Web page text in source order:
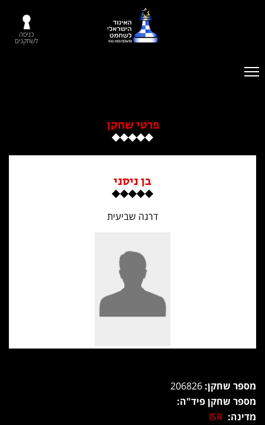
כניסה
לשחקנים
פרטי שחקן
בן ניסני
דרגה שביעית
מספר שחקן:
מספר שחקן פיד"ה:
מדינה: ISR